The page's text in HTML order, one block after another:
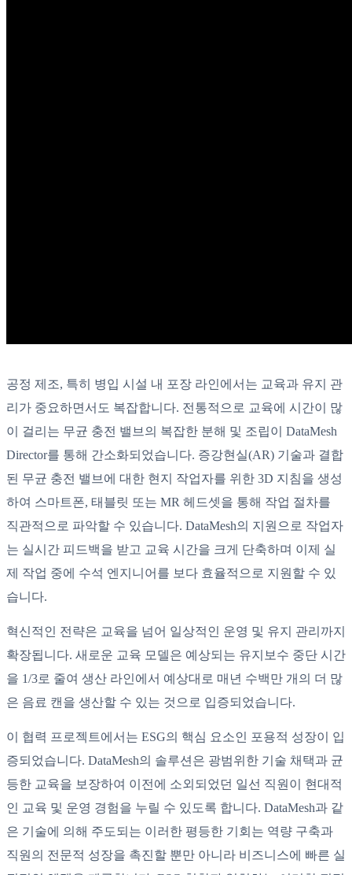
공정 제조, 특히 병입 시설 내 포장 라인에서는 교육과 유지 관
리가 중요하면서도 복잡합니다. 전통적으로 교육에 시간이 많
이 걸리는 무균 충전 밸브의 복잡한 분해 및 조립이 DataMesh
Director를 통해 간소화되었습니다. 증강현실(AR) 기술과 결합
된 무균 충전 밸브에 대한 현지 작업자를 위한 3D 지침을 생성
하여 스마트폰, 태블릿 또는 MR 헤드셋을 통해 작업 절차를
직관적으로 파악할 수 있습니다. DataMesh의 지원으로 작업자
는 실시간 피드백을 받고 교육 시간을 크게 단축하며 이제 실
제 작업 중에 수석 엔지니어를 보다 효율적으로 지원할 수 있
습니다.
혁신적인 전략은 교육을 넘어 일상적인 운영 및 유지 관리까지
확장됩니다. 새로운 교육 모델은 예상되는 유지보수 중단 시간
을 1/3로 줄여 생산 라인에서 예상대로 매년 수백만 개의 더 많
은 음료 캔을 생산할 수 있는 것으로 입증되었습니다.
이 협력 프로젝트에서는 ESG의 핵심 요소인 포용적 성장이 입
증되었습니다. DataMesh의 솔루션은 광범위한 기술 채택과 균
등한 교육을 보장하여 이전에 소외되었던 일선 직원이 현대적
인 교육 및 운영 경험을 누릴 수 있도록 합니다. DataMesh과 같
은 기술에 의해 주도되는 이러한 평등한 기회는 역량 구축과
직원의 전문적 성장을 촉진할 뿐만 아니라 비즈니스에 빠른 실